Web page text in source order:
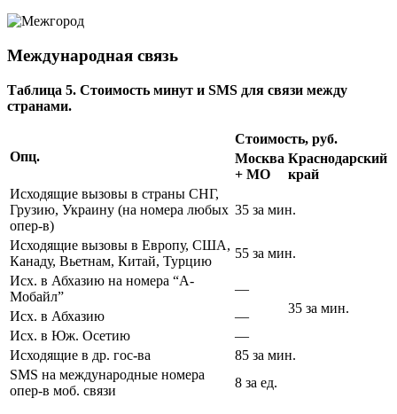
Международная связь
Таблица 5. Стоимость минут и SMS для связи между
странами.
Опц.
Стоимость, руб.
Москва
+ МО
Краснодарский
край
Исходящие вызовы в страны СНГ,
Грузию, Украину (на номера любых
опер-в)
35 за мин.
Исходящие вызовы в Европу, США,
Канаду, Вьетнам, Китай, Турцию
55 за мин.
Исх. в Абхазию на номера “А-
Мобайл”
—
35 за мин.
Исх. в Абхазию
—
Исх. в Юж. Осетию
—
Исходящие в др. гос-ва
85 за мин.
SMS на международные номера
опер-в моб. связи
8 за ед.